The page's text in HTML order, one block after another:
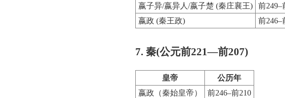
嬴子异/嬴异人/嬴子楚 (秦庄襄王)
前249–
嬴政 (秦王政)
前246–
7. 秦(公元前221—前207)
皇帝
公历年
嬴政（秦始皇帝）
前246–前210